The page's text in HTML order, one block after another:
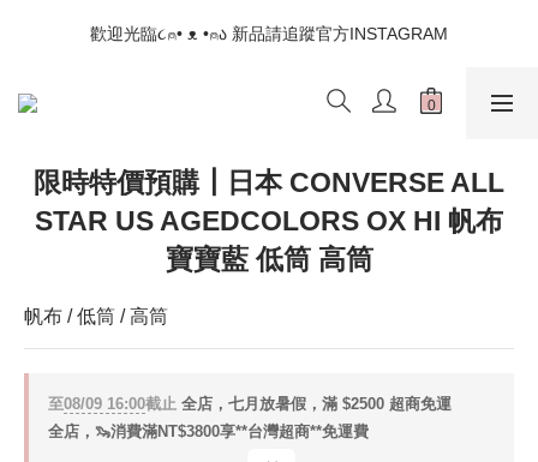
📣如果遇到結帳沒有反應，請另開瀏覽器 (不要直接從ig連結網站
下單)
歡迎光臨૮⍝• ᴥ •⍝ა 新品請追蹤官方INSTAGRAM
📣如果遇到結帳沒有反應，請另開瀏覽器 (不要直接從ig連結網站
限時特價預購┃日本 CONVERSE ALL
STAR US AGEDCOLORS OX HI 帆布
寶寶藍 低筒 高筒
帆布 / 低筒 / 高筒
至08/09 16:00截止 全店，七月放暑假，滿 $2500 超商免運
全店，🦦消費滿NT$3800享**台灣超商**免運費